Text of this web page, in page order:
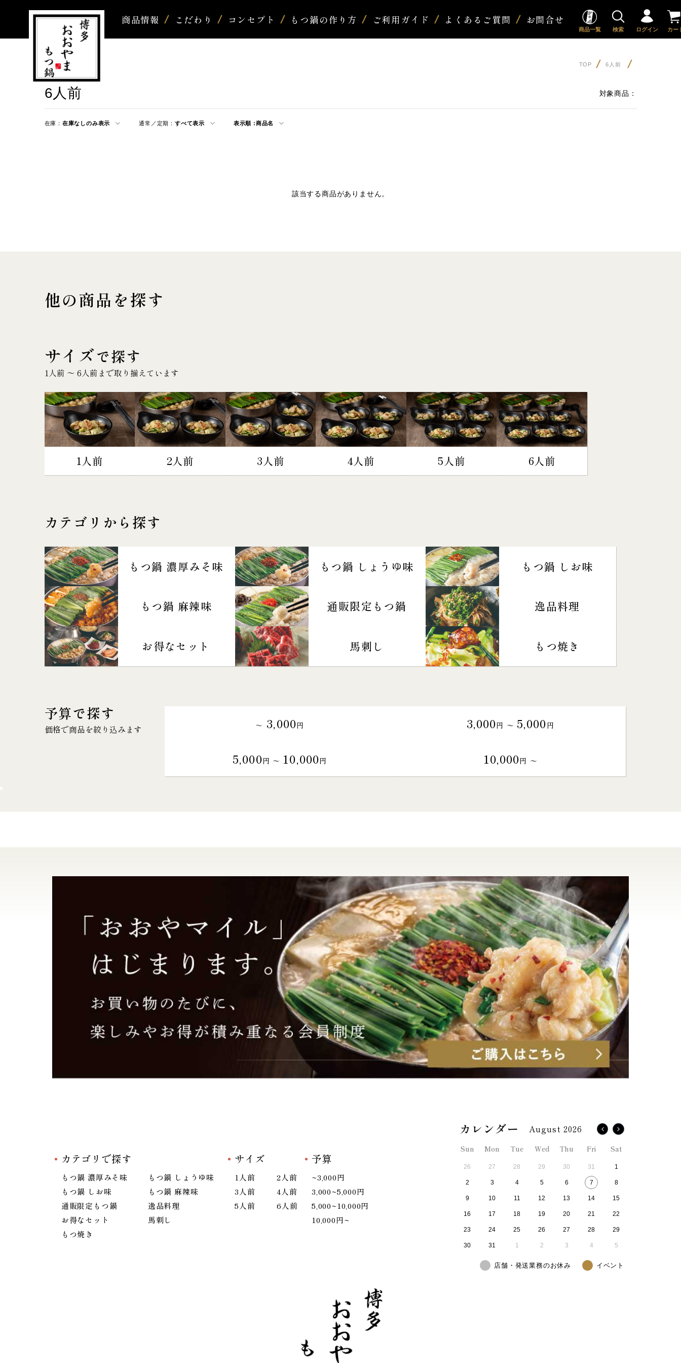
商品情報 こだわり コンセプト もつ鍋の作り方 ご利用ガイド よくあるご質問 お問合せ
商品一覧 検索 ログイン カー
TOP 6人前
6人前 対象商品：
在庫： 在庫なしのみ表示 通常／定期： すべて表示 表示順 :商品名
該当する商品がありません。
他の商品を探す
サイズで探す
1人前 〜 6人前まで取り揃えています
1人前 2人前 3人前 4人前 5人前 6人前
カテゴリから探す
もつ鍋 濃厚みそ味 もつ鍋 しょうゆ味 もつ鍋 しお味
もつ鍋 麻辣味 通販限定もつ鍋 逸品料理
お得なセット 馬刺し もつ焼き
予算で探す
価格で商品を絞り込みます ～ 3,000円 3,000円 〜 5,000円
5,000円 〜 10,000円 10,000円 〜
カテゴリで探す
もつ鍋 濃厚みそ味
もつ鍋 しょうゆ味
もつ鍋 しお味
もつ鍋 麻辣味
通販限定もつ鍋
逸品料理
お得なセット
馬刺し
もつ焼き
サイズ
1人前
2人前
3人前
4人前
5人前
6人前
予算
~3,000円
3,000~5,000円
5,000~10,000円
10,000円~
August 2026
Sun Mon Tue Wed Thu Fri Sat
26 27 28 29 30 31 1
2 3 4 5 6 7 8
9 10 11 12 13 14 15
16 17 18 19 20 21 22
23 24 25 26 27 28 29
30 31 1 2 3 4 5
店舗・発送業務のお休み イベント